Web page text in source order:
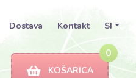
Dostava Kontakt SI
0
KOŠARICA